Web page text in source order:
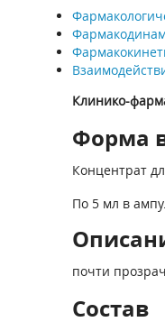
Клинико-
Форма
Концентрат
По 5 мл в
почти
Состав